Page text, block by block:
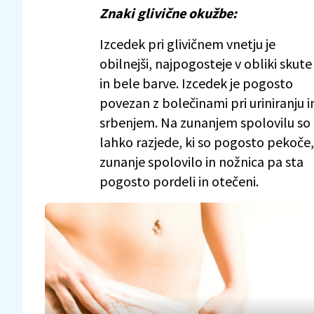
Znaki glivične okužbe:
Izcedek pri glivičnem vnetju je
obilnejši, najpogosteje v obliki skute
in bele barve. Izcedek je pogosto
povezan z bolečinami pri uriniranju
srbenjem. Na zunanjem spolovilu so
lahko razjede, ki so pogosto pekoče,
zunanje spolovilo in nožnica pa sta
pogosto pordeli in otečeni.